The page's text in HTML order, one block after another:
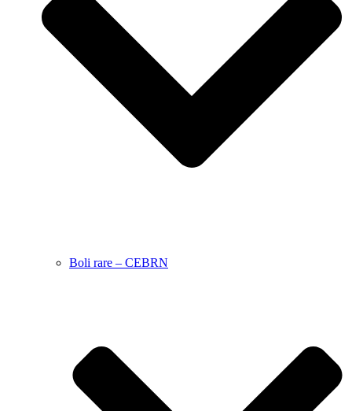
Boli rare – CEBRN